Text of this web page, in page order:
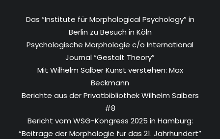
Das “Institute für Morphological Psychology” in
Berlin zu Besuch in Köln
Psychologische Morphologie c/o International
Journal “Gestalt Theory”
Mit Wilhelm Salber Kunst verstehen: Max
Beckmann
Berichte aus der Privatbibliothek Wilhelm Salbers
#8
Bericht vom WSG-Kongress 2025 in Hamburg:
“Beiträge der Morphologie für das 21. Jahrhundert”